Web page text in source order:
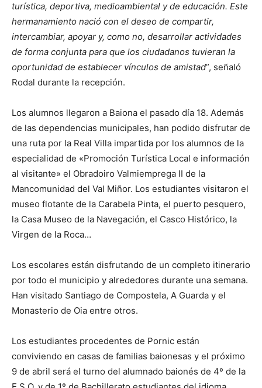
turística, deportiva, medioambiental y de educación. Este
hermanamiento nació con el deseo de compartir,
intercambiar, apoyar y, como no, desarrollar actividades
de forma conjunta para que los ciudadanos tuvieran la
oportunidad de establecer vínculos de amistad”, señaló
Rodal durante la recepción.
Los alumnos llegaron a Baiona el pasado día 18. Además
de las dependencias municipales, han podido disfrutar de
una ruta por la Real Villa impartida por los alumnos de la
especialidad de «Promoción Turística Local e información
al visitante» el Obradoiro Valmiemprega II de la
Mancomunidad del Val Miñor. Los estudiantes visitaron el
museo flotante de la Carabela Pinta, el puerto pesquero,
la Casa Museo de la Navegación, el Casco Histórico, la
Virgen de la Roca…
Los escolares están disfrutando de un completo itinerario
por todo el municipio y alrededores durante una semana.
Han visitado Santiago de Compostela, A Guarda y el
Monasterio de Oia entre otros.
Los estudiantes procedentes de Pornic están
conviviendo en casas de familias baionesas y el próximo
9 de abril será el turno del alumnado baionés de 4º de la